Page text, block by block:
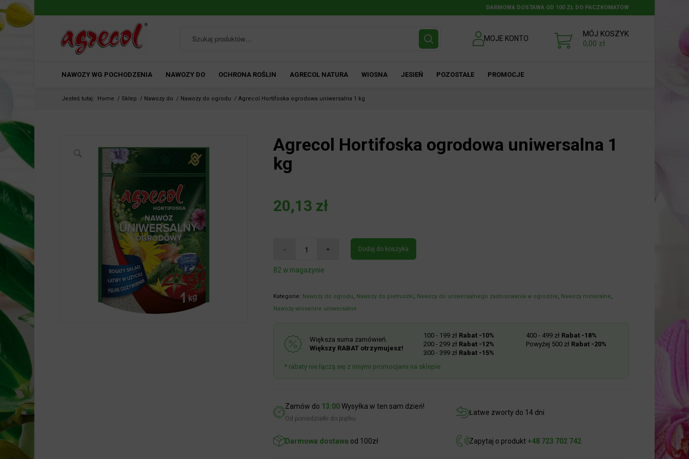
DARMOWA DOSTAWA OD 100 ZŁ DO PACZKOMATÓW
MOJE KONTO
MÓJ KOSZYK
0,00 zł
NAWOZY WG POCHODZENIA NAWOZY DO OCHRONA ROŚLIN AGRECOL NATURA WIOSNA JESIEŃ POZOSTAŁE PROMOCJE
Jesteś tutaj: Home / Sklep / Nawozy do / Nawozy do ogrodu / Agrecol Hortifoska ogrodowa uniwersalna 1 kg
Agrecol Hortifoska ogrodowa uniwersalna 1
kg
20,13 zł
Dodaj do koszyka
82 w magazynie
Kategorie:Nawozy do ogrodu,Nawozy do pietruszki,Nawozy do uniwersalnego zastosowania w ogrodzie,Nawozy mineralne,
Nawozy wiosenne uniwersalne
Większa suma zamówień.
Większy RABAT otrzymujesz!
100 - 199 złRabat -10%
200 - 299 złRabat -12%
300 - 399 złRabat -15%
400 - 499 złRabat -18%
Powyżej 500 złRabat -20%
* rabaty nie łączą się z innymi promocjami na sklepie
Zamów do13:00Wysyłka w ten sam dzień!
Od poniedziałki do piątku
Łatwe zworty do 14 dni
Darmowa dostawaod 100zł Zapytaj o produkt+48 723 702 742